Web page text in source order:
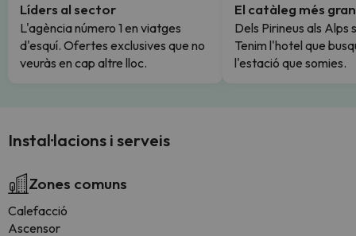
Líders al sector
L'agència número 1 en viatges
d'esquí. Ofertes exclusives que no
veuràs en cap altre lloc.
El catàleg més gran
Dels Pirineus als Alps
Tenim l'hotel que
l'estació que somies.
Instal·lacions i serveis
Zones comuns
Calefacció
Ascensor